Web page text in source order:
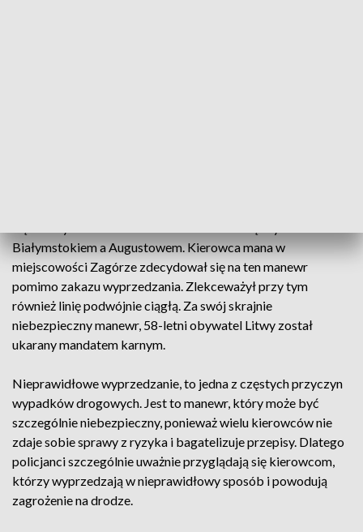
Białymstokiem a Augustowem. Kierowca mana w
miejscowości Zagórze zdecydował się na ten manewr
pomimo zakazu wyprzedzania. Zlekceważył przy tym
również linię podwójnie ciągłą. Za swój skrajnie
niebezpieczny manewr, 58-letni obywatel Litwy został
ukarany mandatem karnym.
Nieprawidłowe wyprzedzanie, to jedna z częstych przyczyn
wypadków drogowych. Jest to manewr, który może być
szczególnie niebezpieczny, ponieważ wielu kierowców nie
zdaje sobie sprawy z ryzyka i bagatelizuje przepisy. Dlatego
policjanci szczególnie uważnie przyglądają się kierowcom,
którzy wyprzedzają w nieprawidłowy sposób i powodują
zagrożenie na drodze.